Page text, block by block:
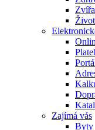
Zajímá vás
Byty